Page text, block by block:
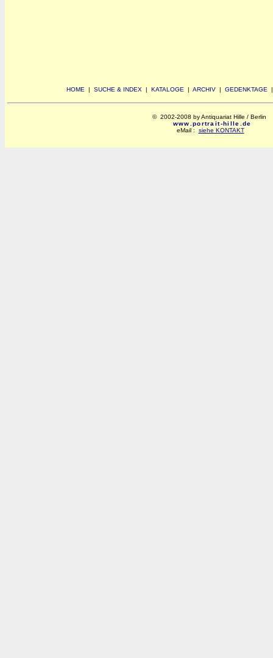
HOME | SUCHE & INDEX | KATALOGE | ARCHIV | GEDENKTAGE
© 2002-2008 by Antiquariat Hille / Berlin
www.portrait-hille.de
eMail : siehe KONTAKT